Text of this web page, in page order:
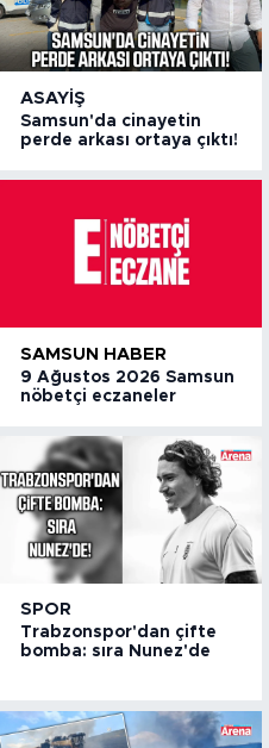
ASAYIŞ
Samsun'da cinayetin
perde arkası ortaya çıktı!
SAMSUN HABER
9 Ağustos 2026 Samsun
nöbetçi eczaneler
SPOR
Trabzonspor'dan çifte
bomba: sıra Nunez'de